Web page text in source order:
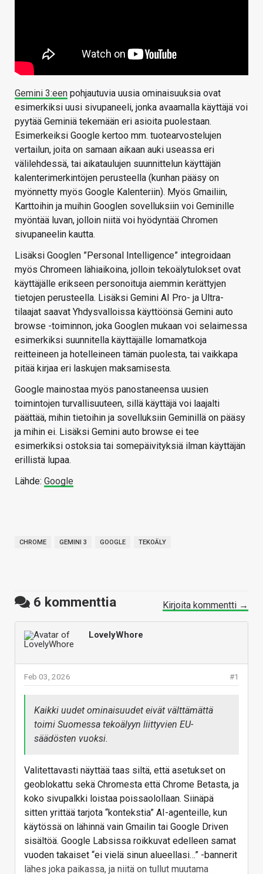
Gemini 3:een pohjautuvia uusia ominaisuuksia ovat
esimerkiksi uusi sivupaneeli, jonka avaamalla käyttäjä voi
pyytää Geminiä tekemään eri asioita puolestaan.
Esimerkeiksi Google kertoo mm. tuotearvostelujen
vertailun, joita on samaan aikaan auki useassa eri
välilehdessä, tai aikataulujen suunnittelun käyttäjän
kalenterimerkintöjen perusteella (kunhan pääsy on
myönnetty myös Google Kalenteriin). Myös Gmailiin,
Karttoihin ja muihin Googlen sovelluksiin voi Geminille
myöntää luvan, jolloin niitä voi hyödyntää Chromen
sivupaneelin kautta.
Lisäksi Googlen ”Personal Intelligence” integroidaan
myös Chromeen lähiaikoina, jolloin tekoälytulokset ovat
käyttäjälle erikseen personoituja aiemmin kerättyjen
tietojen perusteella. Lisäksi Gemini AI Pro- ja Ultra-
tilaajat saavat Yhdysvalloissa käyttöönsä Gemini auto
browse -toiminnon, joka Googlen mukaan voi selaimessa
esimerkiksi suunnitella käyttäjälle lomamatkoja
reitteineen ja hotelleineen tämän puolesta, tai vaikkapa
pitää kirjaa eri laskujen maksamisesta.
Google mainostaa myös panostaneensa uusien
toimintojen turvallisuuteen, sillä käyttäjä voi laajalti
päättää, mihin tietoihin ja sovelluksiin Geminillä on pääsy
ja mihin ei. Lisäksi Gemini auto browse ei tee
esimerkiksi ostoksia tai somepäivityksiä ilman käyttäjän
erillistä lupaa.
Lähde: Google
CHROME GEMINI 3 GOOGLE TEKOÄLY
6 kommenttia Kirjoita kommentti →
LovelyWhore
#1
Feb 03, 2026
Kaikki uudet ominaisuudet eivät välttämättä
toimi Suomessa tekoälyyn liittyvien EU-
säädösten vuoksi.
Valitettavasti näyttää taas siltä, että asetukset on
geoblokattu sekä Chromesta että Chrome Betasta, ja
koko sivupalkki loistaa poissaolollaan. Siinäpä
sitten yrittää tarjota “kontekstia” AI-agenteille, kun
käytössä on lähinnä vain Gmailin tai Google Driven
sisältöä. Google Labsissa roikkuvat edelleen samat
vuoden takaiset “ei vielä sinun alueellasi…” -bannerit
lähes joka paikassa, ja niitä on tullut muutama